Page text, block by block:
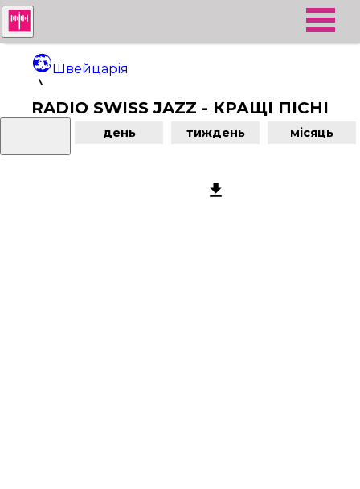
Швейцарія
Radio Swiss Jazz
RADIO SWISS JAZZ - КРАЩІ ПІСНІ
день тиждень місяць